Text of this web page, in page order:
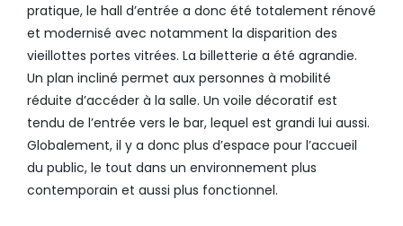
pratique, le hall d’entrée a donc été totalement rénové
et modernisé avec notamment la disparition des
vieillottes portes vitrées. La billetterie a été agrandie.
Un plan incliné permet aux personnes à mobilité
réduite d’accéder à la salle. Un voile décoratif est
tendu de l’entrée vers le bar, lequel est grandi lui aussi.
Globalement, il y a donc plus d’espace pour l’accueil
du public, le tout dans un environnement plus
contemporain et aussi plus fonctionnel.